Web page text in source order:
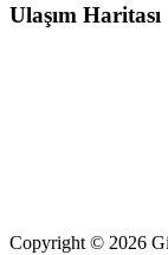
Ulaşım Haritası
Copyright © 2026